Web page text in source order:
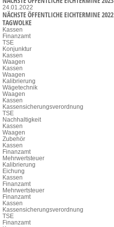
24.01.2022
NÄCHSTE ÖFFENTLICHE EICHTERMINE 2022
TAGWOLKE
Kassen
Finanzamt
TSE
Konjunktur
Kassen
Waagen
Kassen
Waagen
Kalibrierung
Wägetechnik
Waagen
Kassen
Kassensicherungsverordnung
TSE
Nachhaltigkeit
Kassen
Waagen
Zubehör
Kassen
Finanzamt
Mehrwertsteuer
Kalibrierung
Eichung
Kassen
Finanzamt
Mehrwertsteuer
Finanzamt
Kassen
Kassensicherungsverordnung
TSE
Finanzamt